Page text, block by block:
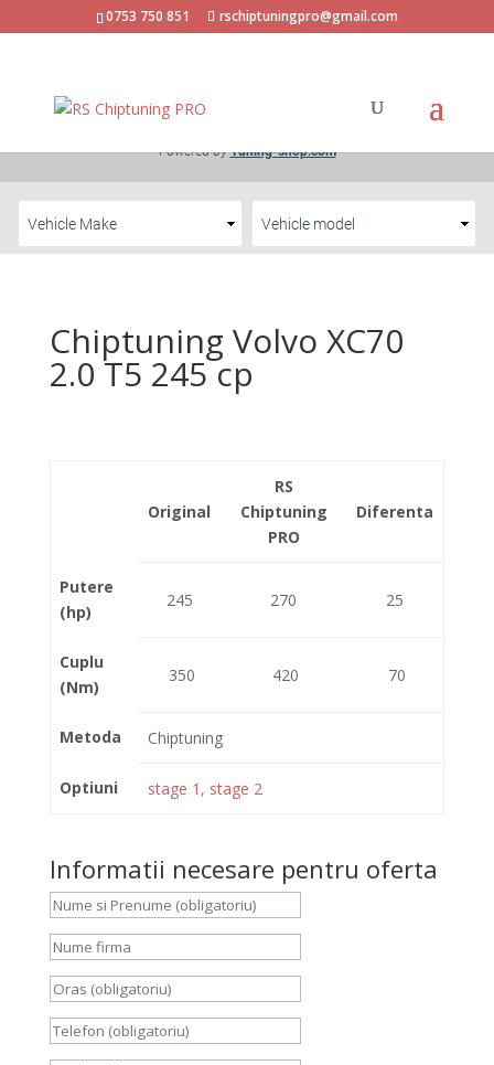
0753 750 851 rschiptuningpro@gmail.com
Chiptuning Volvo XC70
2.0 T5 245 cp
Original
RS
Chiptuning
PRO
Diferenta
Putere
(hp)
245 270 25
Cuplu
(Nm)
350 420 70
Metoda Chiptuning
Optiuni stage 1, stage 2
Informatii necesare pentru oferta